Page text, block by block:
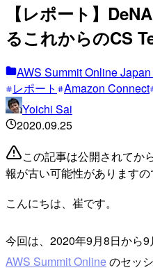
【レポート】
るこれからのCS
AWS Summit Online
レポート
Amazon Connect
Yoichi Sai
2020.09.25
この記事は公開されてか
報が古い可能性がありますの
こんにちは、崔です。
今回は、2020年9月8日から
AWS Summit Onlineのセッ